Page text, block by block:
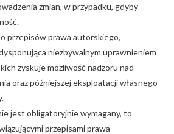
zmian, w przypadku, gdyby
przepisów prawa autorskiego,
niezbywalnym uprawnieniem
zyskuje możliwość nadzoru nad
oraz późniejszej eksploatacji własnego
jest obligatoryjnie wymagany, to
przepisami prawa